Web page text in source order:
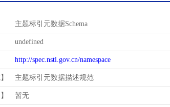
主题标引元数据Schema
undefined
http://spec.nstl.gov.cn/namespace
主题标引元数据描述规范
暂无